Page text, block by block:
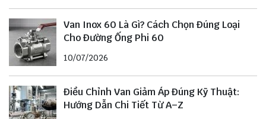
Van Inox 60 Là Gì? Cách Chọn Đúng Loại
Cho Đường Ống Phi 60
10/07/2026
Điều Chỉnh Van Giảm Áp Đúng Kỹ Thuật:
Hướng Dẫn Chi Tiết Từ A–Z